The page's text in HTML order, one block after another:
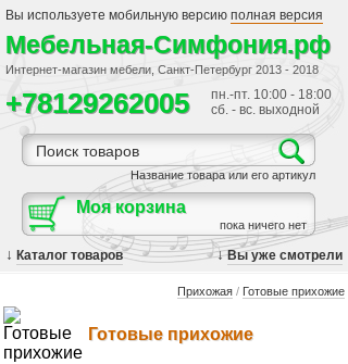
Вы используете мобильную версию полная версия
Мебельная-Симфония.рф
Интернет-магазин мебели, Санкт-Петербург 2013 - 2018
+78129262005
пн.-пт. 10:00 - 18:00
сб. - вс. выходной
Название товара или его артикул
Моя корзина
пока ничего нет
↓ Каталог товаров ↓ Вы уже смотрели
Прихожая / Готовые прихожие
Готовые прихожие